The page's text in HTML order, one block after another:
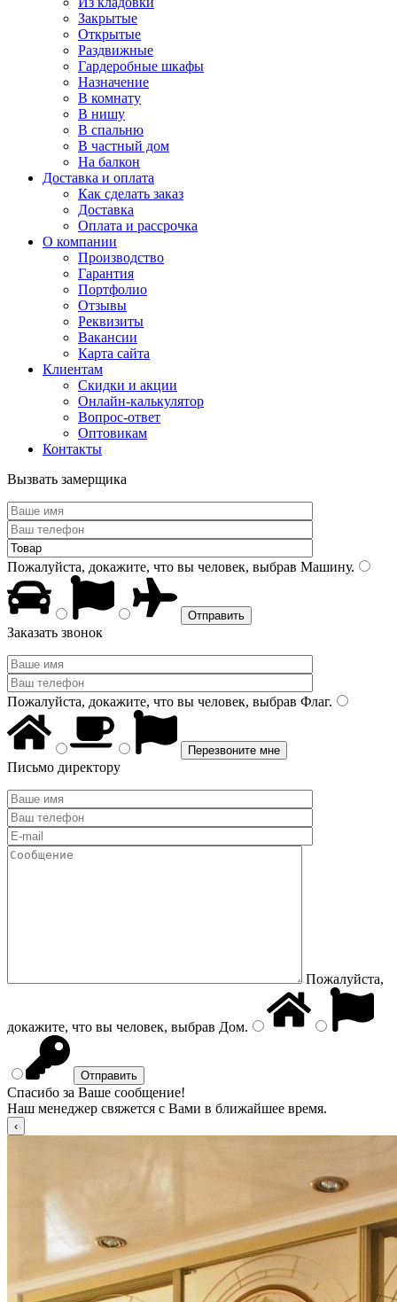
Закрытые
Открытые
Раздвижные
Гардеробные шкафы
Назначение
В комнату
В нишу
В спальню
В частный дом
На балкон
Доставка и оплата
Как сделать заказ
Доставка
Оплата и рассрочка
О компании
Производство
Гарантия
Портфолио
Отзывы
Реквизиты
Вакансии
Карта сайта
Клиентам
Скидки и акции
Онлайн-калькулятор
Вопрос-ответ
Оптовикам
Контакты
Вызвать замерщика
Пожалуйста, докажите, что вы человек, выбрав Машину.
Заказать звонок
Пожалуйста, докажите, что вы человек, выбрав Флаг.
Письмо директору
Пожалуйста,
докажите, что вы человек, выбрав Дом.
Спасибо за Ваше сообщение!
Наш менеджер свяжется с Вами в ближайшее время.